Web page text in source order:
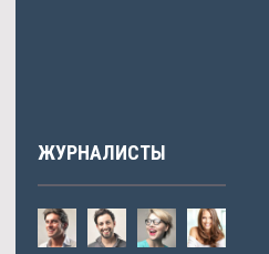
ЖУРНАЛИСТЫ